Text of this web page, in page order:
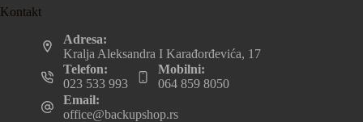
Kontakt
Adresa:
Kralja Aleksandra I Karađorđevića, 17
Telefon:
023 533 993
Mobilni:
064 859 8050
Email:
office@backupshop.rs